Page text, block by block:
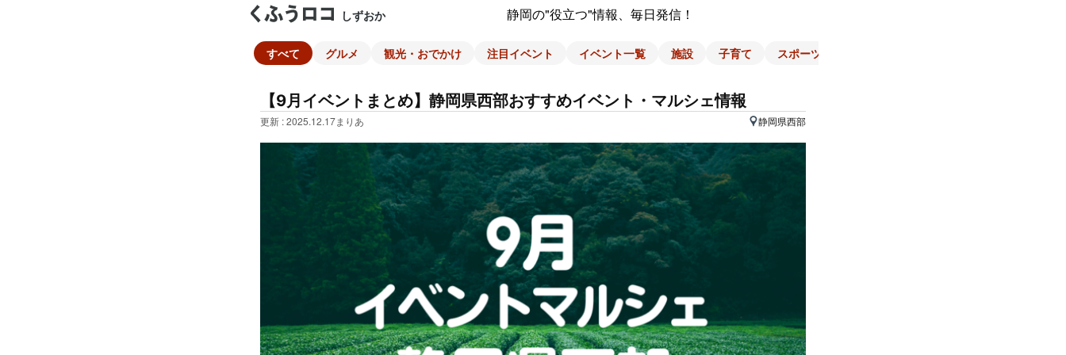
しずおか 静岡の"役立つ"情報、毎日発信！
すべて グルメ 観光・おでかけ 注目イベント イベント一覧 施設 子育て スポーツ
【9月イベントまとめ】静岡県西部おすすめイベント・マルシェ情報
更新 : 2025.12.17まりあ 静岡県西部